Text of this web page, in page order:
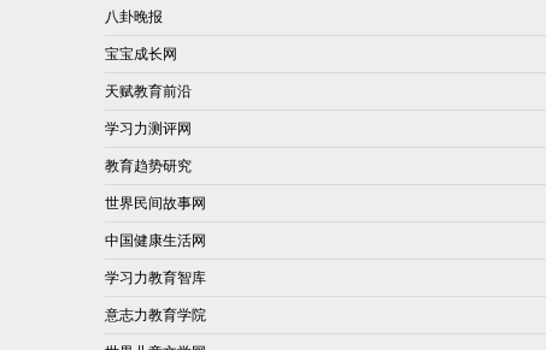
八卦晚报
宝宝成长网
天赋教育前沿
学习力测评网
教育趋势研究
世界民间故事网
中国健康生活网
学习力教育智库
意志力教育学院